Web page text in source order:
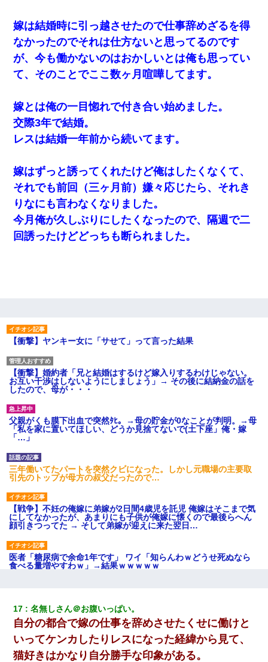
嫁は結婚時に引っ越させたので仕事辞めざるを得
なかったのでそれは仕方ないと思ってるのです
が、今も働かないのはおかしいとは俺も思ってい
て、そのことでここ数ヶ月喧嘩してます。
嫁とは俺の一目惚れで付き合い始めました。
交際3年で結婚。
レスは結婚一年前から続いてます。
嫁はずっと誘ってくれたけど俺はしたくなくて、
それでも前回（三ヶ月前）嫌々応じたら、それき
りなにも言わなくなりました。
今月俺が久しぶりにしたくなったので、隔週で二
回誘ったけどどっちも断られました。
【衝撃】ヤンキー女に「サせて」って言った結果
【衝撃】婚約者「兄と結婚はするけど嫁入りするわけじゃない。
お互い干渉はしないようにしましょう」→ その後に結納金の話を
したので、母が・・・
父親がくも膜下出血で突然ﾀﾋ。→母の貯金が0なことが判明。→母
「私を家に置いてほしい、どうか見捨てないで(土下座」俺・嫁
「…」
三年働いてたパートを突然クビになった。しかし元職場の主要取
引先のトップが母方の叔父だったので…
【戦争】不妊の俺嫁に弟嫁が2日間4歳児を託児 俺嫁はそこまで気
にしてなかったが、あまりにも子供が俺嫁に懐くので最後らへん
顔引きつってた → そして弟嫁が迎えに来た翌日…
医者「糖尿病で余命1年です」 ワイ「知らんわｗどうせ死ぬなら
食べる量増やすわｗ」→結果ｗｗｗｗｗ
だ、再婚して」私「なら父親と暮らせ」息子「やった＾＾」私
（もう手遅れだったんだな…）
男だけどリベンジポノレノの被害者になって未だに人生が立ち直
せない
17 名無しさん＠お腹いっぱい。
自分の都合で嫁の仕事を辞めさせたくせに働けと
いってケンカしたりレスになった経緯から見て、
猫好きはかなり自分勝手な印象がある。